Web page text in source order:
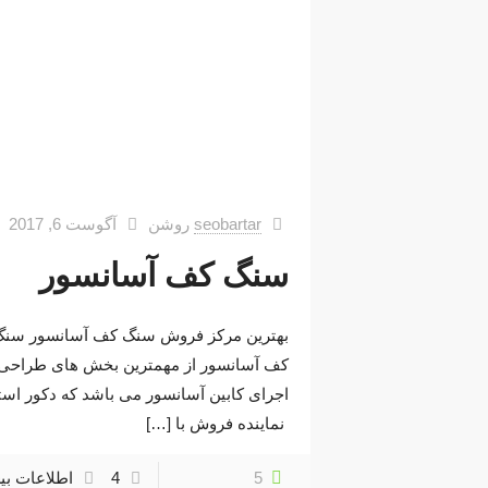
seobartar روشن آگوست 6, 2017
سنگ کف آسانسور
بهترین مرکز فروش سنگ کف آسانسور
کف آسانسور از مهمترین بخش های
اجرای کابین آسانسور می باشد که دکور
نماینده فروش با […]
5
4 اطلاعات